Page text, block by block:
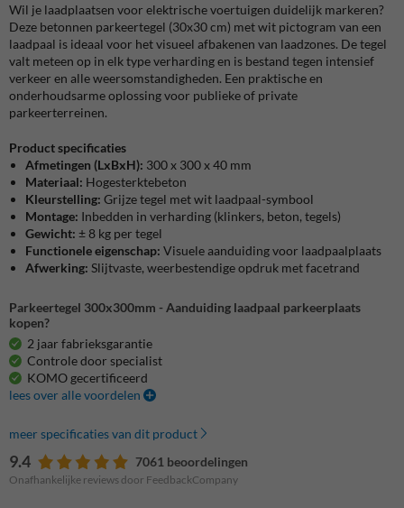
Wil je laadplaatsen voor elektrische voertuigen duidelijk markeren?
Deze betonnen parkeertegel (30x30 cm) met wit pictogram van een
laadpaal is ideaal voor het visueel afbakenen van laadzones. De tegel
valt meteen op in elk type verharding en is bestand tegen intensief
verkeer en alle weersomstandigheden. Een praktische en
onderhoudsarme oplossing voor publieke of private
parkeerterreinen.
Product specificaties
Afmetingen (LxBxH): 300 x 300 x 40 mm
Materiaal: Hogesterktebeton
Kleurstelling: Grijze tegel met wit laadpaal-symbool
Montage: Inbedden in verharding (klinkers, beton, tegels)
Gewicht: ± 8 kg per tegel
Functionele eigenschap: Visuele aanduiding voor laadpaalplaats
Afwerking: Slijtvaste, weerbestendige opdruk met facetrand
Parkeertegel 300x300mm - Aanduiding laadpaal parkeerplaats
kopen?
2 jaar fabrieksgarantie
Controle door specialist
KOMO gecertificeerd
lees over alle voordelen
meer specificaties van dit product
9.4 7061 beoordelingen
Onafhankelijke reviews door FeedbackCompany